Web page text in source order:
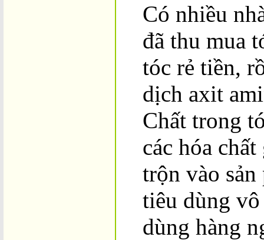
Có nhiều
đã thu mua
tóc rẻ tiền,
dịch axit
Chất trong
các hóa
trộn vào
tiêu dùng
dùng hàng